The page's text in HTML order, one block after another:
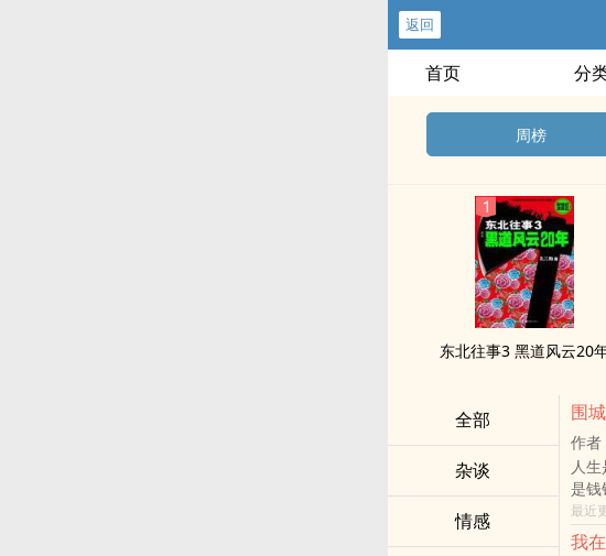
返回
首页 分
周榜
东北往事3 黑道风云20
全部
杂谈
情感
围城
作者
人
是钱
了一
个没
最近
我